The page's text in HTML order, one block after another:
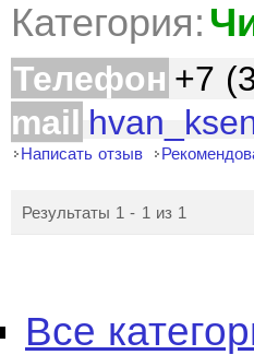
Категория:
Телефон +7
mail
Написать отзыв
Результаты 1 - 1 из 1
Все